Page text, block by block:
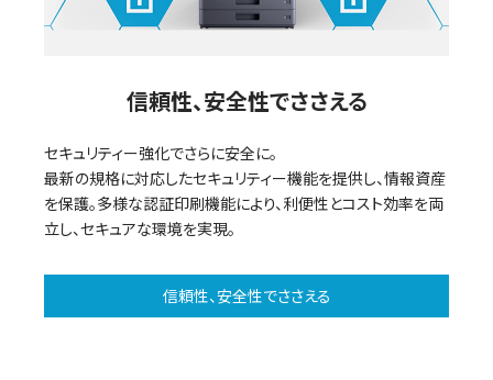
信頼性、安全性でささえる
セキュリティー強化でさらに安全に。
最新の規格に対応したセキュリティー機能を提供し、情報資産
を保護。多様な認証印刷機能により、利便性とコスト効率を両
立し、セキュアな環境を実現。
信頼性、安全性でささえる